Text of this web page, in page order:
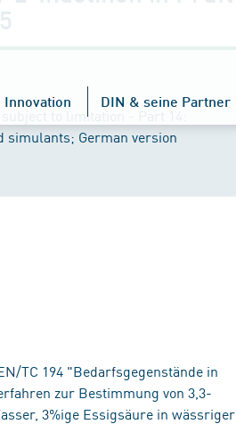
Innovation DIN & seine Partner
to limitation - Part 14:
simulants; German version
TC 194 "Bedarfsgegenstände in
zur Bestimmung von 3,3-
3%ige Essigsäure in wässriger